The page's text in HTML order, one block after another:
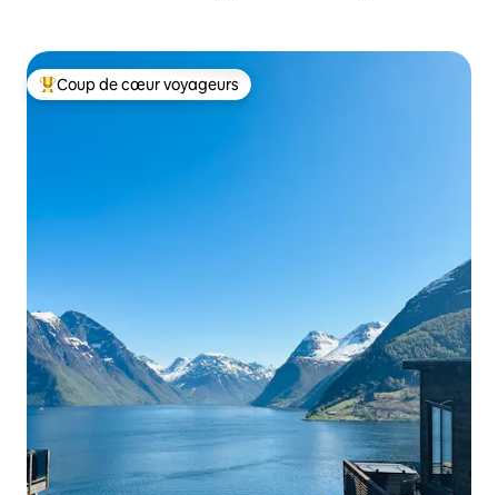
Coups de cœur voyageurs les plus appréciés
Coup de cœur voyageurs